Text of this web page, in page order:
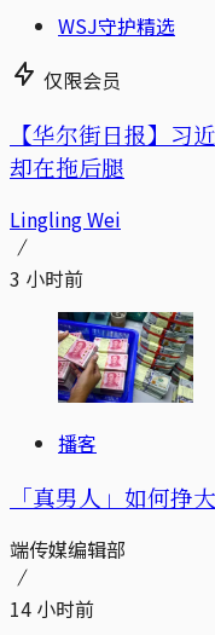
WSJ守护精选
仅限会员
【华尔街日报】习
却在拖后腿
Lingling Wei
3 小时前
播客
「真男人」如何挣
端传媒编辑部
14 小时前